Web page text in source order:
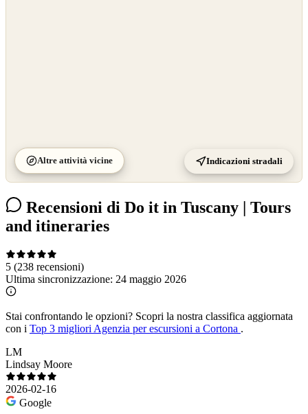
Altre attività vicine Indicazioni stradali
Recensioni di Do it in Tuscany | Tours
and itineraries
5 (238 recensioni)
Ultima sincronizzazione: 24 maggio 2026
Stai confrontando le opzioni? Scopri la nostra classifica aggiornata
con i Top 3 migliori Agenzia per escursioni a Cortona .
LM
Lindsay Moore
2026-02-16
Google